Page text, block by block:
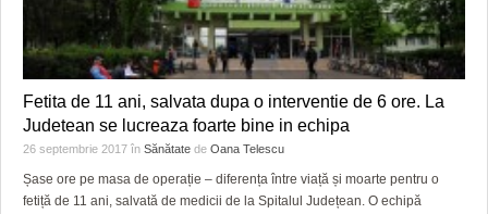
Fetita de 11 ani, salvata dupa o interventie de 6 ore. La
Judetean se lucreaza foarte bine in echipa
26 septembrie 2017 în Sănătate de Oana Telescu
Șase ore pe masa de operație – diferența între viață și moarte pentru o
fetiță de 11 ani, salvată de medicii de la Spitalul Județean. O echipă